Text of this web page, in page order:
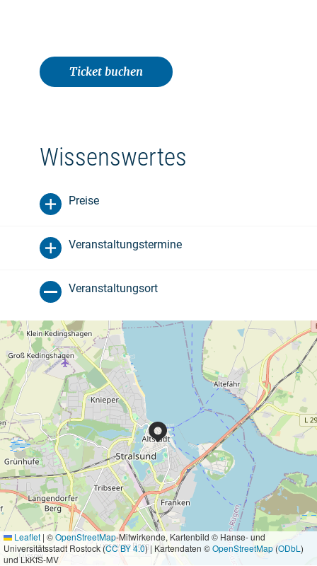
Ticket buchen
Wissenswertes
Preise
Veranstaltungstermine
Veranstaltungsort
Leaflet | ©OpenStreetMap-Mitwirkende, Kartenbild © Hanse- und
Universitätsstadt Rostock (CC BY 4.0) | Kartendaten ©OpenStreetMap (ODbL )
und LkKfS-MV